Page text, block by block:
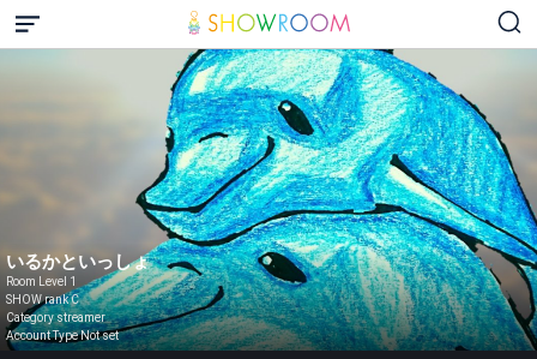
いるかといっしょ
Room Level 1
SHOW rank C
Category streamer
Account Type Not set